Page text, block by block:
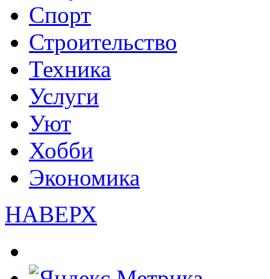
Спорт
Строительство
Техника
Услуги
Уют
Хобби
Экономика
НАВЕРХ